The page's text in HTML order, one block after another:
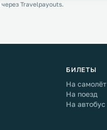
через Travelpayouts.
БИЛЕТЫ
На самолёт
На поезд
На автобус